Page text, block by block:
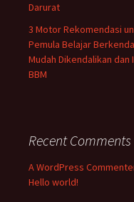
Darurat
3 Motor Rekomendasi
Pemula Belajar
Mudah Dikendalikan dan
BBM
Recent Comments
A WordPress
Hello world!